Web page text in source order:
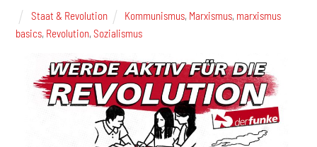
Staat & Revolution Kommunismus, Marxismus, marxismus
basics, Revolution,Sozialismus